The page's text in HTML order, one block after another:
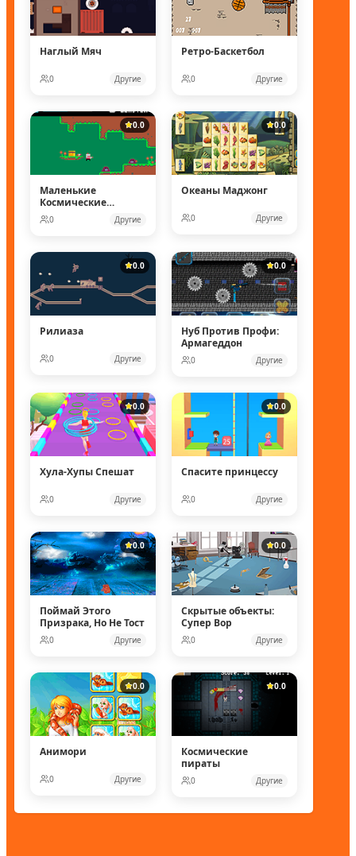
Наглый Мяч
0 Другие
Ретро-Баскетбол
0 Другие
0.0
Маленькие
Космические
рейнджеры
0 Другие
0.0
Океаны Маджонг
0 Другие
0.0
Рилиаза
0 Другие
0.0
Нуб Против Профи:
Армагеддон
0 Другие
0.0
Хула-Хупы Спешат
0 Другие
0.0
Спасите принцессу
0 Другие
0.0
Поймай Этого
Призрака, Но Не Тост
0 Другие
0.0
Скрытые объекты:
Супер Вор
0 Другие
0.0
Анимори
0 Другие
0.0
Космические
пираты
0 Другие